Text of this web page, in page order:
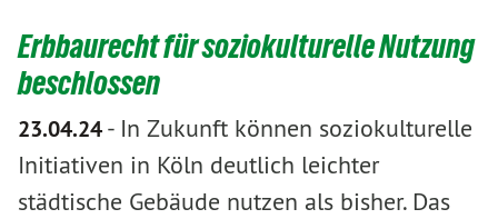
Erbbaurecht für soziokulturelle Nutzung
beschlossen
23.04.24- In Zukunft können soziokulturelle
Initiativen in Köln deutlich leichter
städtische Gebäude nutzen als bisher. Das